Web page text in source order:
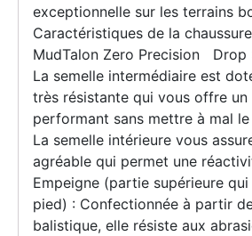
exceptionnelle sur les terrains
Caractéristiques de la
MudTalon Zero Precision
La semelle intermédiaire est
très résistante qui vous offre
performant sans mettre à mal
La semelle intérieure vous
agréable qui permet une
Empeigne (partie supérieure
pied) : Confectionnée à partir
balistique, elle résiste aux